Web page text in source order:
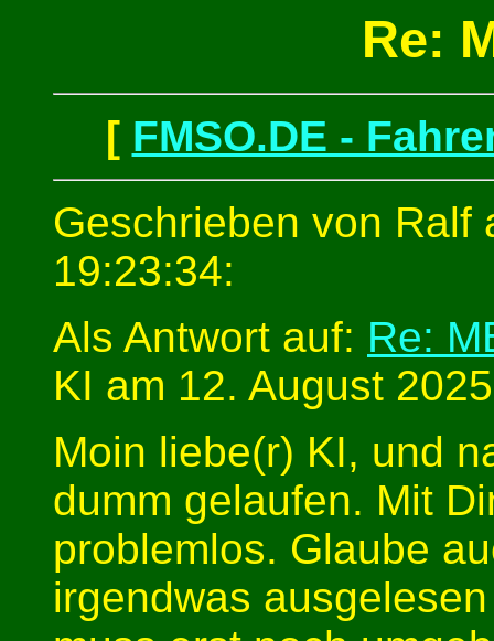
Re:
[ FMSO.DE -
Geschrieben von Ralf
19:23:34:
Als Antwort auf: Re:
KI am 12. August
Moin liebe(r) KI, und
dumm gelaufen. Mit
problemlos. Glaube
irgendwas